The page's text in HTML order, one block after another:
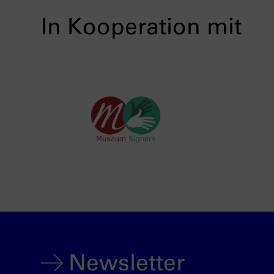
In Kooperation mit
Newsletter